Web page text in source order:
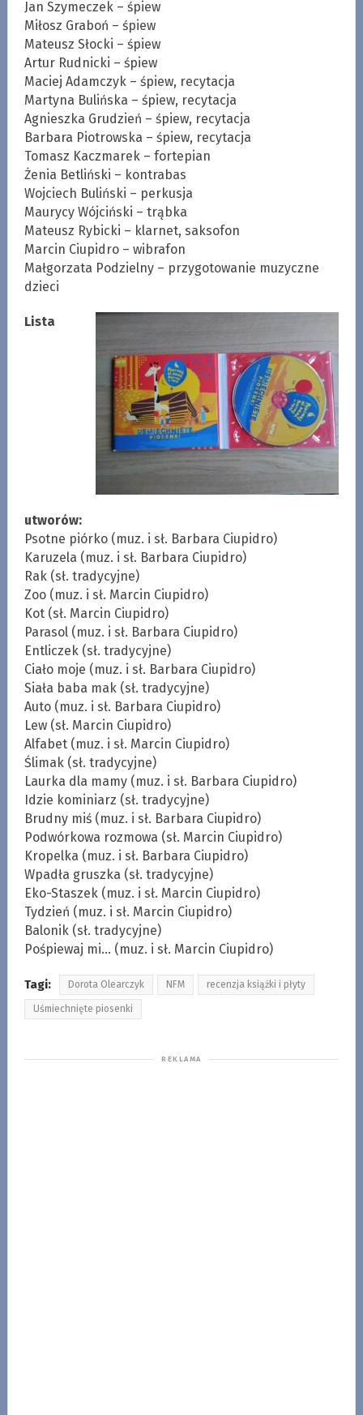
Jan Szymeczek – śpiew
Miłosz Graboń – śpiew
Mateusz Słocki – śpiew
Artur Rudnicki – śpiew
Maciej Adamczyk – śpiew, recytacja
Martyna Bulińska – śpiew, recytacja
Agnieszka Grudzień – śpiew, recytacja
Barbara Piotrowska – śpiew, recytacja
Tomasz Kaczmarek – fortepian
Żenia Betliński – kontrabas
Wojciech Buliński – perkusja
Maurycy Wójciński – trąbka
Mateusz Rybicki – klarnet, saksofon
Marcin Ciupidro – wibrafon
Małgorzata Podzielny – przygotowanie muzyczne
dzieci
Lista
utworów:
Psotne piórko (muz. i sł. Barbara Ciupidro)
Karuzela (muz. i sł. Barbara Ciupidro)
Rak (sł. tradycyjne)
Zoo (muz. i sł. Marcin Ciupidro)
Kot (sł. Marcin Ciupidro)
Parasol (muz. i sł. Barbara Ciupidro)
Entliczek (sł. tradycyjne)
Ciało moje (muz. i sł. Barbara Ciupidro)
Siała baba mak (sł. tradycyjne)
Auto (muz. i sł. Barbara Ciupidro)
Lew (sł. Marcin Ciupidro)
Alfabet (muz. i sł. Marcin Ciupidro)
Ślimak (sł. tradycyjne)
Laurka dla mamy (muz. i sł. Barbara Ciupidro)
Idzie kominiarz (sł. tradycyjne)
Brudny miś (muz. i sł. Barbara Ciupidro)
Podwórkowa rozmowa (sł. Marcin Ciupidro)
Kropelka (muz. i sł. Barbara Ciupidro)
Wpadła gruszka (sł. tradycyjne)
Eko-Staszek (muz. i sł. Marcin Ciupidro)
Tydzień (muz. i sł. Marcin Ciupidro)
Balonik (sł. tradycyjne)
Pośpiewaj mi… (muz. i sł. Marcin Ciupidro)
Tagi: Dorota Olearczyk NFM recenzja książki i płyty
Uśmiechnięte piosenki